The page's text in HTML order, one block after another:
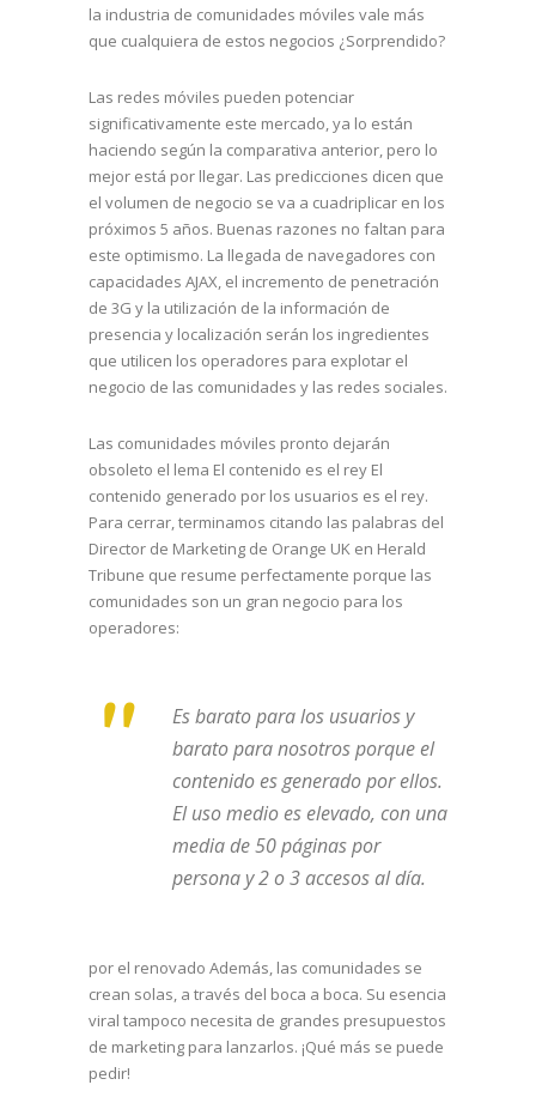
la industria de comunidades móviles vale más
que cualquiera de estos negocios ¿Sorprendido?
Las redes móviles pueden potenciar
significativamente este mercado, ya lo están
haciendo según la comparativa anterior, pero lo
mejor está por llegar. Las predicciones dicen que
el volumen de negocio se va a cuadriplicar en los
próximos 5 años. Buenas razones no faltan para
este optimismo. La llegada de navegadores con
capacidades AJAX, el incremento de penetración
de 3G y la utilización de la información de
presencia y localización serán los ingredientes
que utilicen los operadores para explotar el
negocio de las comunidades y las redes sociales.
Las comunidades móviles pronto dejarán
obsoleto el lema El contenido es el rey El
contenido generado por los usuarios es el rey.
Para cerrar, terminamos citando las palabras del
Director de Marketing de Orange UK en Herald
Tribune que resume perfectamente porque las
comunidades son un gran negocio para los
operadores:
Es barato para los usuarios y
barato para nosotros porque el
contenido es generado por ellos.
El uso medio es elevado, con una
media de 50 páginas por
persona y 2 o 3 accesos al día.
por el renovado Además, las comunidades se
crean solas, a través del boca a boca. Su esencia
viral tampoco necesita de grandes presupuestos
de marketing para lanzarlos. ¡Qué más se puede
pedir!